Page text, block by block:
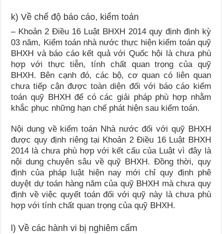
k) Về chế độ báo cáo, kiểm toán
– Khoản 2 Điều 16 Luật BHXH 2014 quy định định kỳ
03 năm, Kiểm toán nhà nước thực hiện kiểm toán quỹ
BHXH và báo cáo kết quả với Quốc hội là chưa phù
hợp với thực tiễn, tính chất quan trọng của quỹ
BHXH. Bên cạnh đó, các bộ, cơ quan có liên quan
chưa tiếp cận được toàn diện đối với báo cáo kiểm
toán quỹ BHXH để có các giải pháp phù hợp nhằm
khắc phục những hạn chế phát hiện sau kiểm toán.
Nội dung về kiểm toán Nhà nước đối với quỹ BHXH
được quy định riêng tại Khoản 2 Điều 16 Luật BHXH
2014 là chưa phù hợp với kết cấu của Luật vì đây là
nội dung chuyên sâu về quỹ BHXH. Đồng thời, quy
định của pháp luật hiện nay mới chỉ quy định phê
duyệt dự toán hàng năm của quỹ BHXH mà chưa quy
định về việc quyết toán đối với quỹ này là chưa phù
hợp với tính chất quan trọng của quỹ BHXH.
l) Về các hành vi bị nghiêm cấm